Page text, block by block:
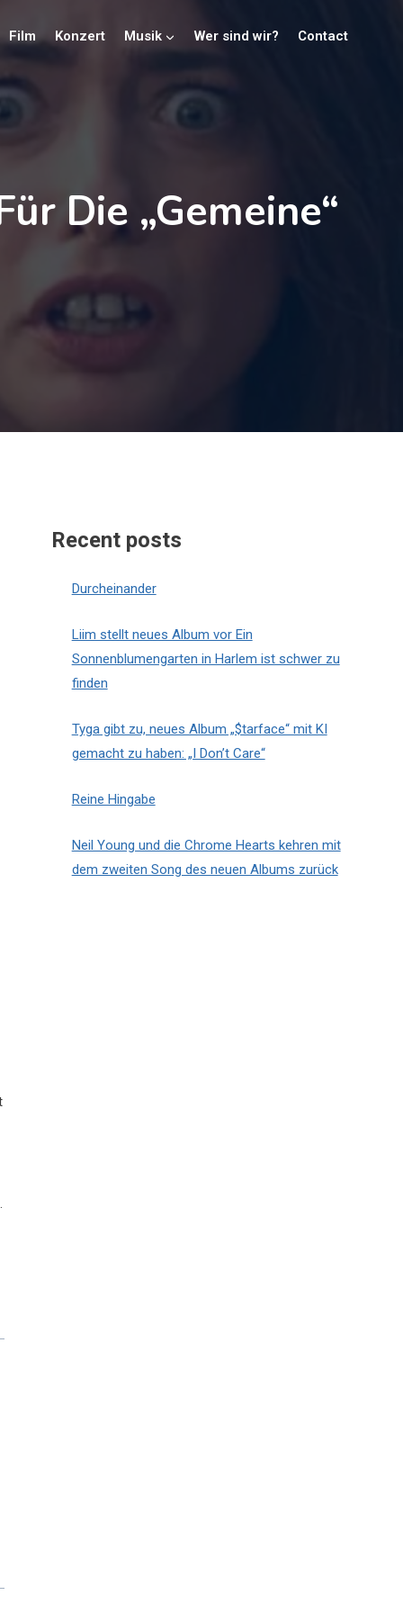
Film Konzert Musik Wer sind wir? Contact
Die „gemeine“
Recent posts
Durcheinander
Liim stellt neues Album vor Ein
Sonnenblumengarten in Harlem ist schwer zu
finden
Tyga gibt zu, neues Album „$tarface“ mit KI
gemacht zu haben: „I Don’t Care“
Reine Hingabe
Neil Young und die Chrome Hearts kehren mit
dem zweiten Song des neuen Albums zurück